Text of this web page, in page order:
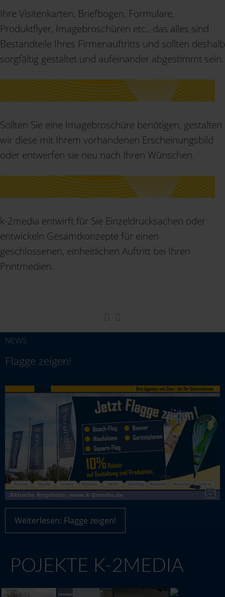
Ihre Visitenkarten, Briefbogen, Formulare,
Produktflyer, Imagebroschüren etc., das alles sind
Bestandteile Ihres Firmenauftritts und sollten deshalb
sorgfältig gestaltet und aufeinander abgestimmt sein.
Sollten Sie eine Imagebroschüre benötigen, gestalten
wir diese mit Ihrem vorhandenen Erscheinungsbild
oder entwerfen sie neu nach Ihren Wünschen.
k-2media entwirft für Sie Einzeldrucksachen oder
entwickeln Gesamtkonzepte für einen
geschlossenen, einheitlichen Auftritt bei Ihren
Printmedien.
NEWS
Flagge zeigen!
Weiterlesen: Flagge zeigen!
POJEKTE K-2MEDIA